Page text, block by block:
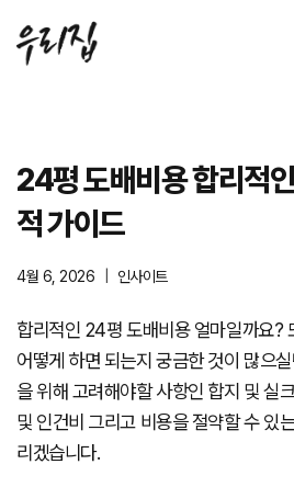
24평 도배비용 합리적
적 가이드
4월 6, 2026 인사이트
합리적인 24평 도배비용 얼마일까요?
어떻게 하면 되는지 궁금한 것이 많으
을 위해 고려해야할 사항인 합지 및 실
및 인건비 그리고 비용을 절약할 수 있
리겠습니다.